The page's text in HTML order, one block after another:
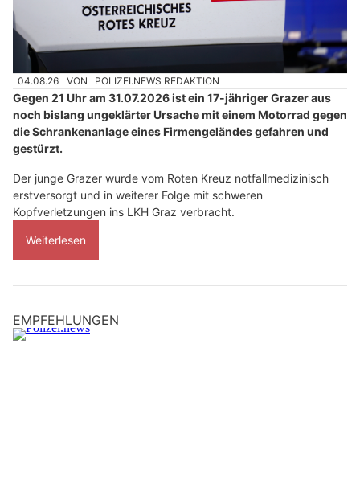
04.08.26 VON POLIZEI.NEWS REDAKTION
Gegen 21 Uhr am 31.07.2026 ist ein 17-jähriger Grazer aus
noch bislang ungeklärter Ursache mit einem Motorrad gegen
die Schrankenanlage eines Firmengeländes gefahren und
gestürzt.
Der junge Grazer wurde vom Roten Kreuz notfallmedizinisch
erstversorgt und in weiterer Folge mit schweren
Kopfverletzungen ins LKH Graz verbracht.
Weiterlesen
EMPFEHLUNGEN